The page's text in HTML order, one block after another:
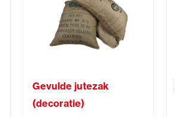
Gevulde jutezak
(decoratie)